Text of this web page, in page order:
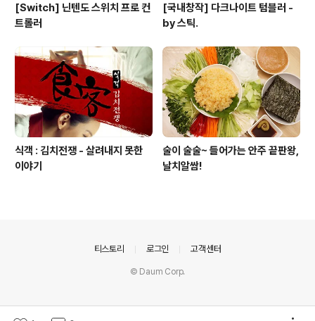
[Switch] 닌텐도 스위치 프로 컨
트롤러
[국내창작] 다크나이트 텀블러 -
by 스틱.
식객 : 김치전쟁 - 살려내지 못한
이야기
술이 술술~ 들어가는 안주 끝판왕,
날치알쌈!
티스토리 로그인 고객센터
© Daum Corp.